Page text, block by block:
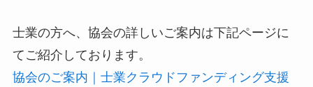
士業の方へ、協会の詳しいご案内は下記ページに
てご紹介しております。
協会のご案内｜士業クラウドファンディング支援